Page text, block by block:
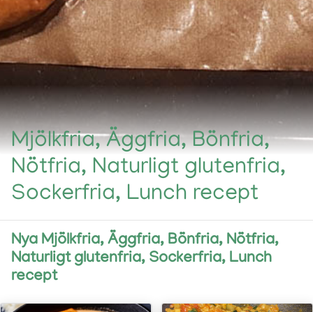
Mjölkfria, Äggfria, Bönfria,
Nötfria, Naturligt glutenfria,
Sockerfria, Lunch recept
Nya Mjölkfria, Äggfria, Bönfria, Nötfria,
Naturligt glutenfria, Sockerfria, Lunch
recept